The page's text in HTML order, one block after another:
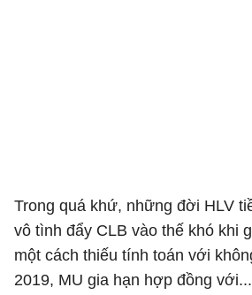
Trong quá khứ, những đời HLV
vô tình đẩy CLB vào thế khó khi
một cách thiếu tính toán với
2019, MU gia hạn hợp đồng